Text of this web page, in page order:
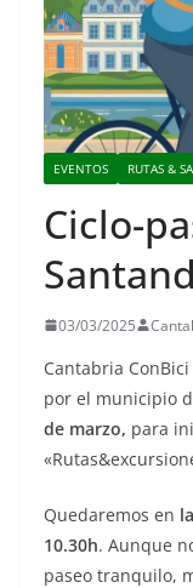
EVENTOS RUTAS &
Ciclo-
03/03/2025
Cantabria
por el municipio
de marzo, para
Quedaremos en
10.30h. Aunque
paseo tranquilo,